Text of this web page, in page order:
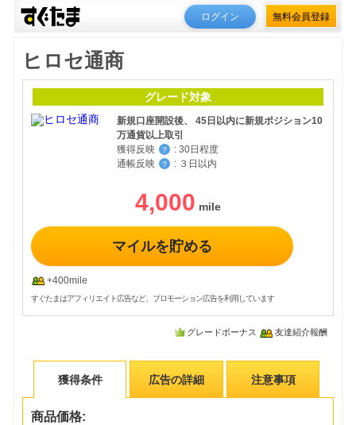
ログイン 無料会員登録
ヒロセ通商
グレード対象
新規口座開設後、 45日以内に新規ポジション10
万通貨以上取引
獲得反映
？ : 30日程度
通帳反映
？ : ３日以内
4,000
マイルを貯める
+400mile
すぐたまはアフィリエイト広告など、プロモーション広告を利用しています
グレードボーナス 友達紹介報酬
獲得条件 広告の詳細 注意事項
商品価格: